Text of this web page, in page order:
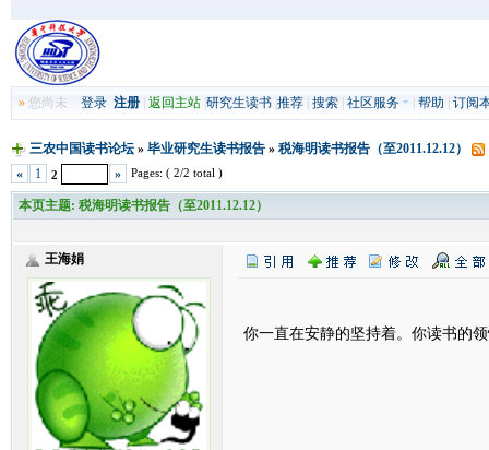
»您尚未 登录 注册| 返回主站| 研究生读书| 推荐| 搜索| 社区服务 帮助 订阅
三农中国读书论坛» 毕业研究生读书报告» 税海明读书报告（至2011.12.12）
«
1 2 » Pages: ( 2/2 total )
本页主题: 税海明读书报告（至2011.12.12）
王海娟
你一直在安静的坚持着。你读书的